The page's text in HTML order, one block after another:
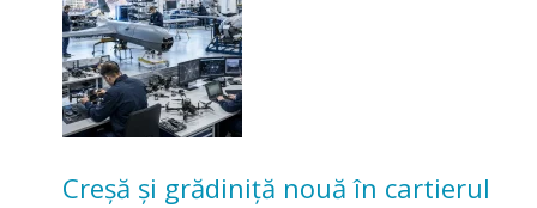
Creșă și grădiniță nouă în cartierul